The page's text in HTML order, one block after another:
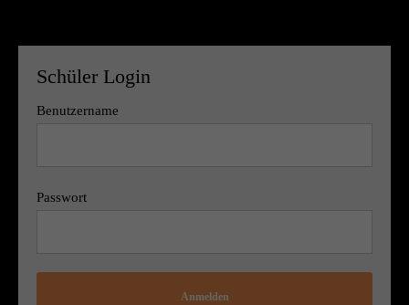
Schüler Login
Benutzername
Passwort
Anmelden